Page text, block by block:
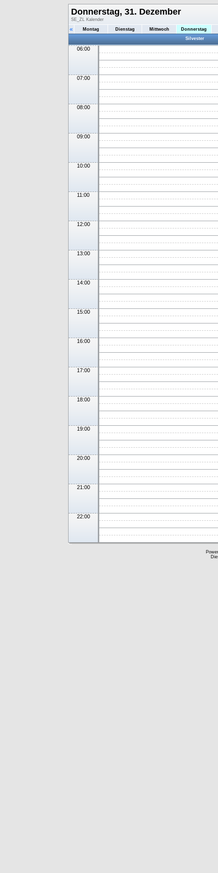
Donnerstag, 31. Dezember
SE_ZL Kalender
« Montag Dienstag Mittwoch
Donnerstag
Silvester
06:00
07:00
08:00
09:00
10:00
11:00
12:00
13:00
14:00
15:00
16:00
17:00
18:00
19:00
20:00
21:00
22:00